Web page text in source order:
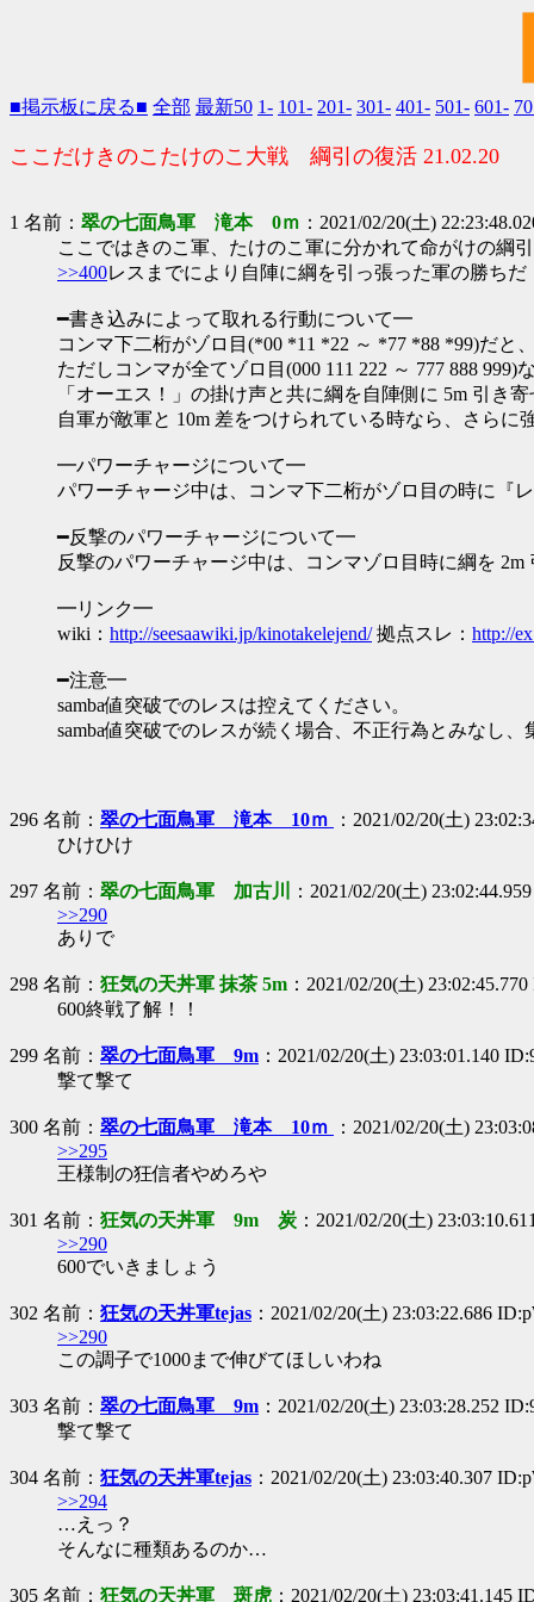
■掲示板に戻る■ 全部 最新50 1- 101- 201- 301- 401- 501- 601-
ここだけきのこたけのこ大戦 綱引の復活 21.02.20
1 名前： 翠の七面鳥軍 滝本 0ｍ ：2021/02/20(土)
ここではきのこ軍、たけのこ軍に分かれて命がけの綱
>>400レスまでにより自陣に綱を引っ張った軍の勝ちだ
━書き込みによって取れる行動について━
コンマ下二桁がゾロ目(*00 *11 *22 ～ *77 *88 *99)だと
ただしコンマが全てゾロ目(000 111 222 ～ 777 888 999)
「オーエス！」の掛け声と共に綱を自陣側に 5m 引き
自軍が敵軍と 10m 差をつけられている時なら、さら
━パワーチャージについて━
パワーチャージ中は、コンマ下二桁がゾロ目の時に『
━反撃のパワーチャージについて━
反撃のパワーチャージ中は、コンマゾロ目時に綱を
━リンク━
wiki： http://seesaawiki.jp/kinotakelejend/拠点スレ： http://
━注意━
samba値突破でのレスは控えてください。
samba値突破でのレスが続く場合、不正行為とみなし
296 名前： 翠の七面鳥軍 滝本 10ｍ
：2021/02/20(土)
ひけひけ
297 名前： 翠の七面鳥軍 加古川
：2021/02/20(土)
>>290
ありで
298 名前： 狂気の天丼軍 抹茶 5m ：2021/02/20(土)
600終戦了解！！
299 名前： 翠の七面鳥軍 9m ：2021/02/20(土) 23:03:01.140
撃て撃て
300 名前： 翠の七面鳥軍 滝本 10ｍ
：2021/02/20(土)
>>295
王様制の狂信者やめろや
301 名前： 狂気の天丼軍 9m 炭 ：2021/02/20(土)
>>290
600でいきましょう
302 名前： 狂気の天丼軍tejas ：2021/02/20(土) 23:03:22.686
>>290
この調子で1000まで伸びてほしいわね
303 名前： 翠の七面鳥軍 9m ：2021/02/20(土) 23:03:28.252
撃て撃て
304 名前： 狂気の天丼軍tejas ：2021/02/20(土) 23:03:40.307
>>294
…えっ？
そんなに種類あるのか…
305 名前： 狂気の天丼軍 斑虎 ：2021/02/20(土) 23:03:41.145